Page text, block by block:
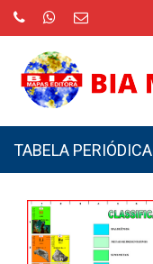
TABELA PERIÓDICA